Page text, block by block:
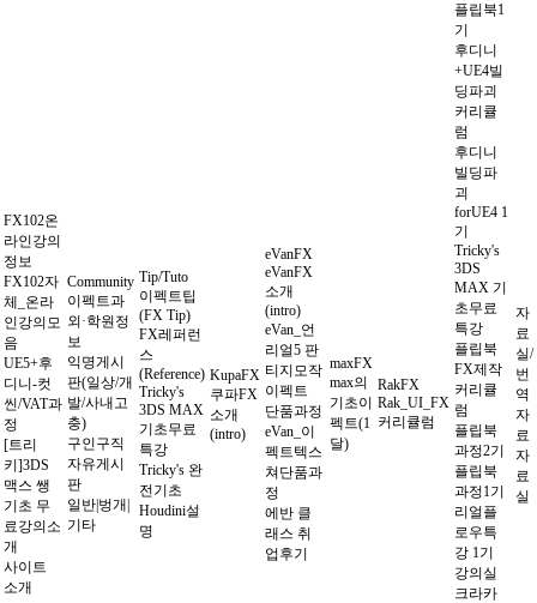
FX102온
라인강의
정보
FX102자
체_온라
인강의모
음
UE5+후
디니-컷
씬/VAT과
정
[트리
키]3DS
맥스 쌩
기초 무
료강의소
개
사이트
소개
Community
이펙트과
외·학원정
보
익명게시
판(일상/개
발/사내고
충)
구인구직
자유게시
판
일반|벙개|
기타
Tip/Tuto
이펙트팁
(FX Tip)
FX레퍼런
스
(Reference)
Tricky's
3DS MAX
기초무료
특강
Tricky's 완
전기초
Houdini설
명
KupaFX
쿠파FX
소개
(intro)
eVanFX
eVanFX
소개
(intro)
eVan_언
리얼5 판
티지모작
이펙트
단품과정
eVan_이
펙트텍스
쳐단품과
정
에반 클
래스 취
업후기
maxFX
max의
기초이
펙트(1
달)
RakFX
Rak_UI_FX
커리큘럼
플립북1
기
후디니
+UE4빌
딩파괴
커리큘
럼
후디니
빌딩파
괴
forUE4 1
기
Tricky's
3DS
MAX 기
초무료
특강
플립북
FX제작
커리큘
럼
플립북
과정2기
플립북
과정1기
리얼플
로우특
강 1기
강의실
크라카
자
료
실/
번
역
자
료
자
료
실